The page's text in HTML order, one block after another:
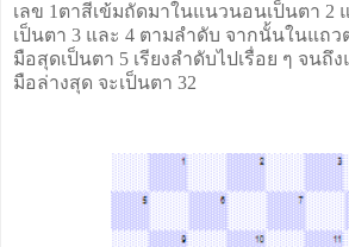
เลข 1ตาสีเข้มถัดมาในแนวนอนเป็นตา 2
เป็นตา 3 และ 4 ตามลำดับ จากนั้นในแถว
มือสุดเป็นตา 5 เรียงลำดับไปเรื่อย ๆ จนถึ
มือล่างสุด จะเป็นตา 32